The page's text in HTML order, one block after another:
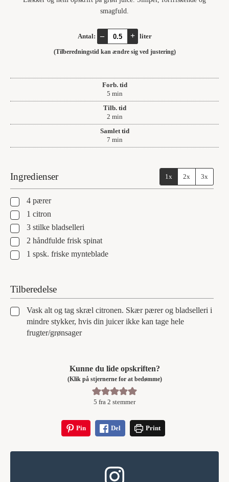
smagfuld.
Antal: – + liter
(Tilberedningstid kan ændre sig ved justering)
Forb. tid
5minutter
min
Tilb. tid
2minutter
min
Samlet tid
7minutter
min
Ingredienser 1x 2x 3x
▢
4 pærer
▢1 citron
▢
3 stilke bladselleri
▢
2 håndfulde frisk spinat
▢1 spsk. friske mynteblade
Tilberedelse
▢
Vask alt og tag skræl citronen. Skær pærer og bladselleri i
mindre stykker, hvis din juicer ikke kan tage hele
frugter/grønsager
Kunne du lide opskriften?
(Klik på stjernerne for at bedømme)
5 fra 2 stemmer
Pin Del Print